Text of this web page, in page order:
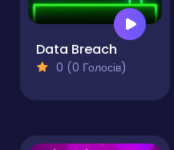
Data Breach
0 (0 Голосів)